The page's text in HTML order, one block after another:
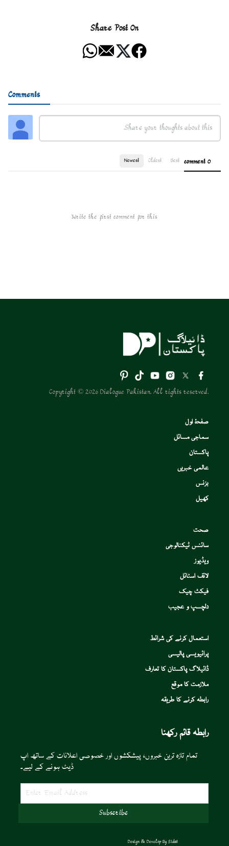
Share Post On
Comments
0 comment
Best
Oldest
Newest
Write the first comment for this!
Copyright © 2026 Dialogue Pakistan. All rights reserved.
صفحۂ اول
سماجی مسائل
پاکستان
عالمی خبریں
بزنس
کھیل
صحت
سائنس ٹیکنالوجی
ویڈیوز
لائف اسٹائل
فیکٹ چیک
دلچسپ و عجیب
استعمال کرنے کی شرائط
پرائیویسی پالیسی
ڈائیلاگ پاکستان کا تعارف
ملازمت کا موقع
رابطہ کرنے کا طریقہ
رابطہ قائم رکھنا
تمام تازہ ترین خبروں، پیشکشوں اور خصوصی اعلانات کے ساتھ اپ
ڈیٹ ہونے کے لیے۔
Design & Develop By Sidat